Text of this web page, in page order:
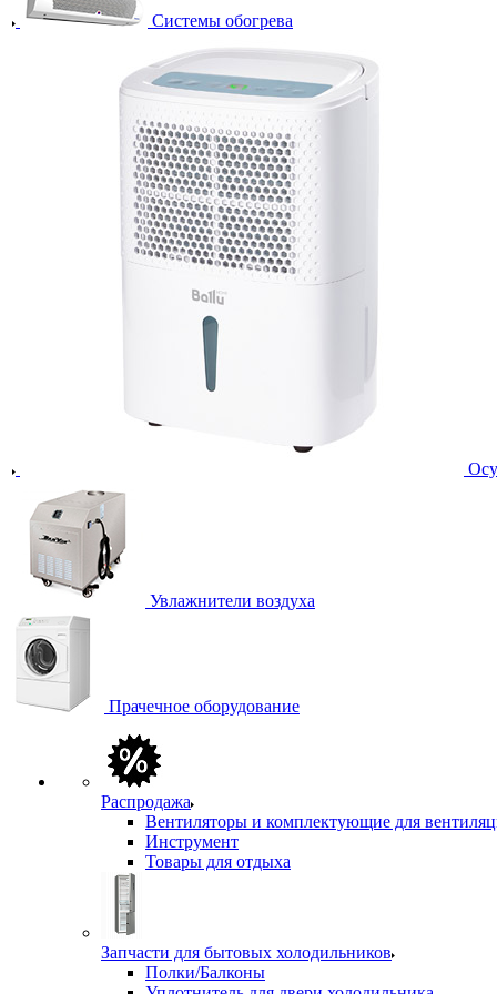
Системы обогрева
Увлажнители воздуха
Прачечное оборудование
Распродажа
Вентиляторы и комплектующие для
Инструмент
Товары для отдыха
Запчасти для бытовых холодильников
Полки/Балконы